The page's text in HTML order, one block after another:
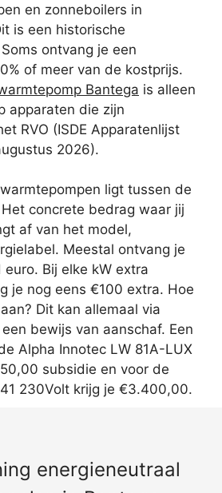
en zonneboilers in
is een historische
ontvang je een
of meer van de kostprijs.
Bantega is alleen
apparaten die zijn
RVO (ISDE Apparatenlijst
2026).
ligt tussen de
concrete bedrag waar jij
af van het model,
Meestal ontvang je
Bij elke kW extra
je nog eens €100 extra. Hoe
Dit kan allemaal via
bewijs van aanschaf. Een
Alpha Innotec LW 81A-LUX
subsidie en voor de
230Volt krijg je €3.400,00.
energieneutraal